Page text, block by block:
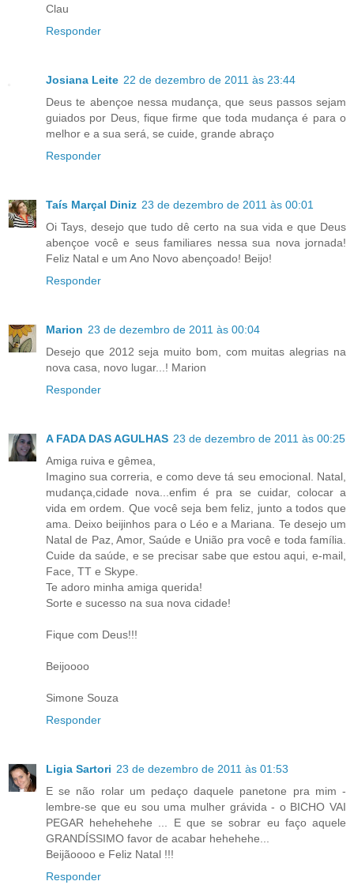
Clau
Responder
Josiana Leite 22 de dezembro de 2011 às 23:44
Deus te abençoe nessa mudança, que seus passos sejam
guiados por Deus, fique firme que toda mudança é para o
melhor e a sua será, se cuide, grande abraço
Responder
Taís Marçal Diniz 23 de dezembro de 2011 às 00:01
Oi Tays, desejo que tudo dê certo na sua vida e que Deus
abençoe você e seus familiares nessa sua nova jornada!
Feliz Natal e um Ano Novo abençoado! Beijo!
Responder
Marion 23 de dezembro de 2011 às 00:04
Desejo que 2012 seja muito bom, com muitas alegrias na
nova casa, novo lugar...! Marion
Responder
A FADA DAS AGULHAS 23 de dezembro de 2011 às 00:25
Amiga ruiva e gêmea,
Imagino sua correria, e como deve tá seu emocional. Natal,
mudança,cidade nova...enfim é pra se cuidar, colocar a
vida em ordem. Que você seja bem feliz, junto a todos que
ama. Deixo beijinhos para o Léo e a Mariana. Te desejo um
Natal de Paz, Amor, Saúde e União pra você e toda família.
Cuide da saúde, e se precisar sabe que estou aqui, e-mail,
Face, TT e Skype.
Te adoro minha amiga querida!
Sorte e sucesso na sua nova cidade!
Fique com Deus!!!
Beijoooo
Simone Souza
Responder
Ligia Sartori 23 de dezembro de 2011 às 01:53
E se não rolar um pedaço daquele panetone pra mim -
lembre-se que eu sou uma mulher grávida - o BICHO VAI
PEGAR hehehehehe ... E que se sobrar eu faço aquele
GRANDÍSSIMO favor de acabar hehehehe...
Beijãoooo e Feliz Natal !!!
Responder